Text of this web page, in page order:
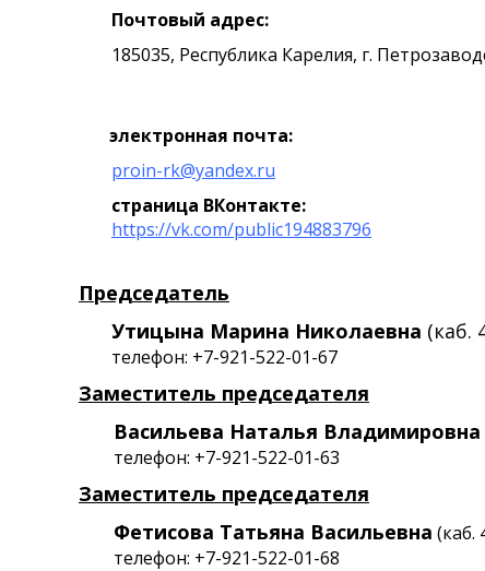
Почтовый адрес:
185035, Республика Карелия, г.
Улица Дзержинского, 3 — Яндекс Карты
электронная почта:
proin-rk@yandex.ru
страница ВКонтакте:
https://vk.com/public194883796
Председатель
Утицына Марина Николаевна (каб.
телефон: +7-921-522-01-67
Заместитель председателя
Васильева Наталья Владимировна
телефон: +7-921-522-01-63
Заместитель председателя
Фетисова Татьяна Васильевна (каб.
телефон: +7-921-522-01-68